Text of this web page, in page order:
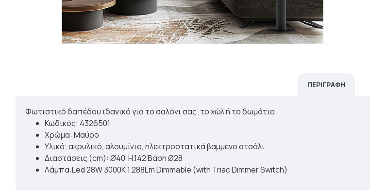
ΠΕΡΙΓΡΑΦΗ
Φωτιστικό δαπέδου ιδανικό για το σαλόνι σας ,το χώλ ή το δωμάτιο.
Κωδικός: 4326501
Χρώμα: Μαύρο
Υλικό: ακρυλικό, αλουμίνιο, ηλεκτροστατικά βαμμένο ατσάλι
Διαστάσεις (cm): Ø40 H.142 Βάση Ø28
Λάμπα:Led 28W 3000K 1.288Lm Dimmable (with Triac Dimmer Switch)